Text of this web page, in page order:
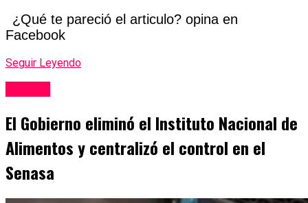
¿Qué te pareció el articulo? opina en
Facebook
Seguir Leyendo
El Gobierno eliminó el Instituto Nacional de
Alimentos y centralizó el control en el
Senasa